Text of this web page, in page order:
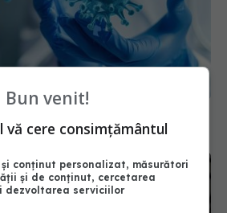
termen lung asupra sistemului
sunt semnificative
Bun venit!
vă cere consimțământul
conținut personalizat, măsurători
și de conținut, cercetarea
dezvoltarea serviciilor